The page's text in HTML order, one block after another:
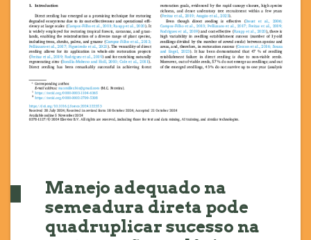
Manejo adequado na
semeadura direta pode
quadruplicar sucesso na